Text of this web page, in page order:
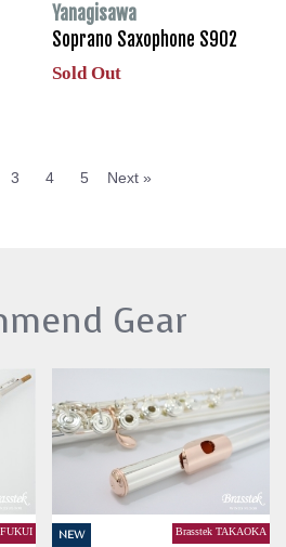
Yanagisawa
Soprano Saxophone S902
Sold Out
3 4 5 Next »
Gear
NEW Brasstek TAKAOKA